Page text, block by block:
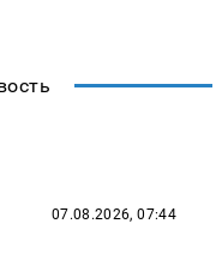
07.08.2026, 07:44